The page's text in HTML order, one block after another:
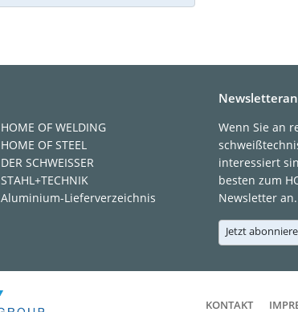
HOME OF WELDING
HOME OF STEEL
DER SCHWEISSER
STAHL+TECHNIK
Aluminium-Lieferverzeichnis
Wenn Sie an
interessiert
besten zum
Newsletter an.
Jetzt
KONTAKT